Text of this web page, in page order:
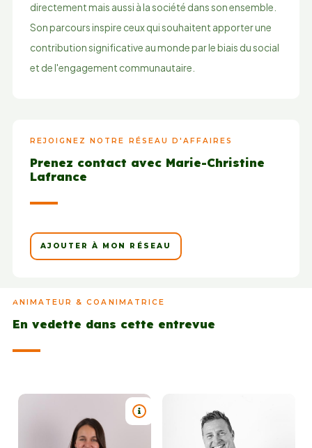
directement mais aussi à la société dans son ensemble.
Son parcours inspire ceux qui souhaitent apporter une
contribution significative au monde par le biais du social
et de l'engagement communautaire.
REJOIGNEZ NOTRE RÉSEAU D'AFFAIRES
Prenez contact avec Marie-Christine
Lafrance
AJOUTER À MON RÉSEAU
ANIMATEUR & COANIMATRICE
En vedette dans cette entrevue
TITRE : NOÉMIE HARVEY